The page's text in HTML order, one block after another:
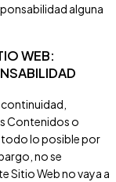
alguna
WEB:
Contenidos o
todo lo posible por
no se
Sitio Web no vaya a